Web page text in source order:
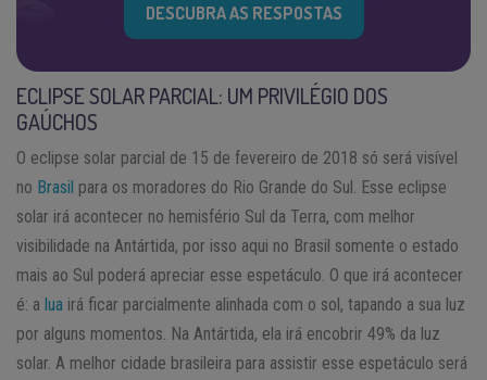
DESCUBRA AS RESPOSTAS
ECLIPSE SOLAR PARCIAL: UM PRIVILÉGIO DOS
GAÚCHOS
O eclipse solar parcial de 15 de fevereiro de 2018 só será visível
no Brasil para os moradores do Rio Grande do Sul. Esse eclipse
solar irá acontecer no hemisfério Sul da Terra, com melhor
visibilidade na Antártida, por isso aqui no Brasil somente o estado
mais ao Sul poderá apreciar esse espetáculo. O que irá acontecer
é: a lua irá ficar parcialmente alinhada com o sol, tapando a sua luz
por alguns momentos. Na Antártida, ela irá encobrir 49% da luz
solar. A melhor cidade brasileira para assistir esse espetáculo será